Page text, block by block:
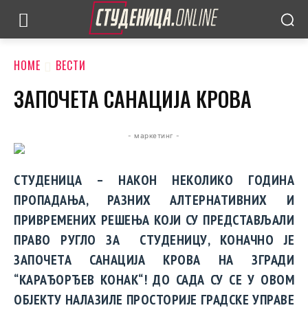
HOME ВЕСТИ
ЗАПОЧЕТА САНАЦИЈА КРОВА
- маркетинг -
СТУДЕНИЦА – НАКОН НЕКОЛИКО ГОДИНА
ПРОПАДАЊА, РАЗНИХ АЛТЕРНАТИВНИХ И
ПРИВРЕМЕНИХ РЕШЕЊА КОЈИ СУ ПРЕДСТАВЉАЛИ
ПРАВО РУГЛО ЗА СТУДЕНИЦУ, КОНАЧНО ЈЕ
ЗАПОЧЕТА САНАЦИЈА КРОВА НА ЗГРАДИ
“КАРАЂОРЂЕВ КОНАК“! ДО САДА СУ СЕ У ОВОМ
ОБЈЕКТУ НАЛАЗИЛЕ ПРОСТОРИЈЕ ГРАДСКЕ УПРАВЕ